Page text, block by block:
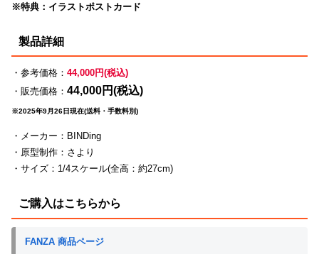
※特典：イラストポストカード
製品詳細
・参考価格： 44,000円(税込)
・販売価格： 44,000円(税込)
※2025年9月26日現在(送料・手数料別)
・メーカー：BINDing
・原型制作：さより
・サイズ：1/4スケール(全高：約27cm)
ご購入はこちらから
FANZA 商品ページ